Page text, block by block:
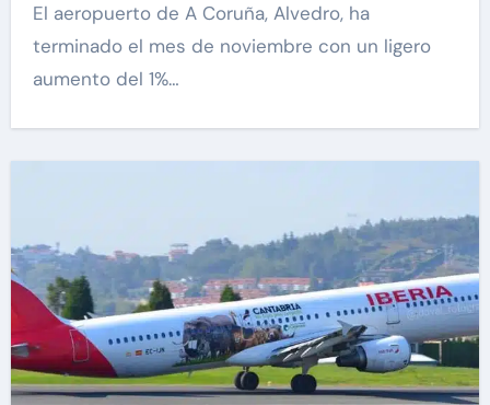
El aeropuerto de A Coruña, Alvedro, ha
terminado el mes de noviembre con un ligero
aumento del 1%…